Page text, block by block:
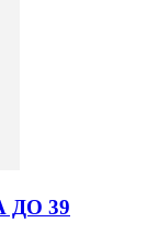
ДО 39